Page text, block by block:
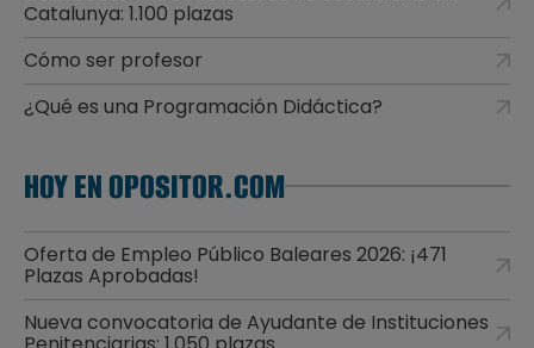
Catalunya: 1.100 plazas
Cómo ser profesor
¿Qué es una Programación Didáctica?
HOY EN OPOSITOR.COM
Oferta de Empleo Público Baleares 2026: ¡471
Plazas Aprobadas!
Nueva convocatoria de Ayudante de Instituciones